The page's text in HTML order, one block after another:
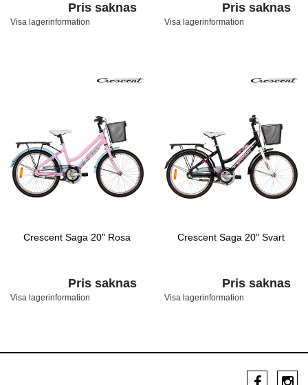
Pris saknas
Visa lagerinformation
Pris saknas
Visa lagerinformation
Crescent Saga 20" Rosa
Pris saknas
Visa lagerinformation
Crescent Saga 20" Svart
Pris saknas
Visa lagerinformation